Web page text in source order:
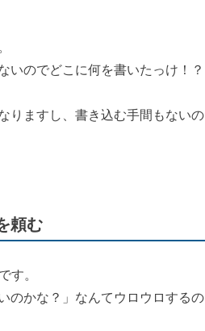
いのでどこに何を書いたっけ！？
りますし、書き込む手間もないの
頼む
す。
のかな？」なんてウロウロするの